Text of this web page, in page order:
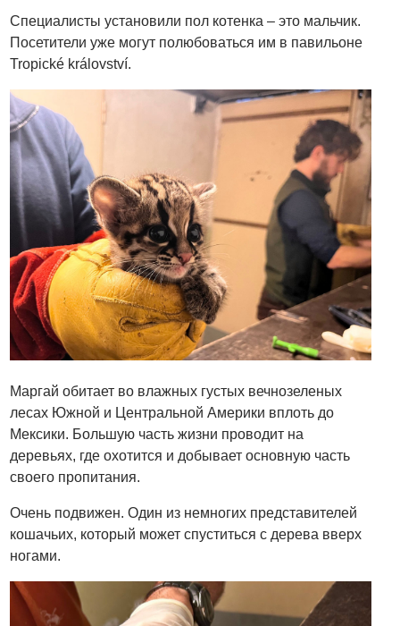
Специалисты установили пол котенка – это мальчик.
Посетители уже могут полюбоваться им в павильоне
Tropické království.
Маргай обитает во влажных густых вечнозеленых
лесах Южной и Центральной Америки вплоть до
Мексики. Большую часть жизни проводит на
деревьях, где охотится и добывает основную часть
своего пропитания.
Очень подвижен. Один из немногих представителей
кошачьих, который может спуститься с дерева вверх
ногами.